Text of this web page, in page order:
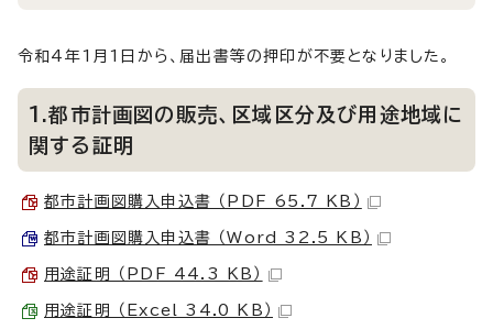
令和4年1月1日から、届出書等の押印が不要となりました。
1.都市計画図の販売、区域区分及び用途地域に
関する証明
都市計画図購入申込書 （PDF 65.7 KB）
都市計画図購入申込書 （Word 32.5 KB）
用途証明 （PDF 44.3 KB）
用途証明 （Excel 34.0 KB）